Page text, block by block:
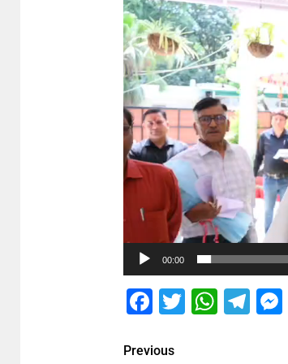
Player
00:00
Facebook
Twitter
Previous